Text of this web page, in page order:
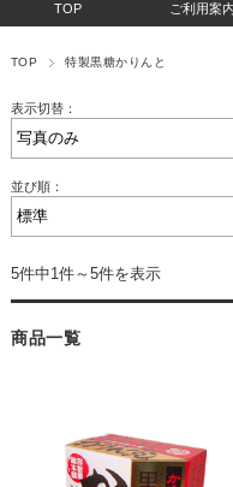
TOP ご利用案内
TOP 特製黒糖かりんと
表示切替：
並び順：
5件中1件～5件を表示
商品一覧